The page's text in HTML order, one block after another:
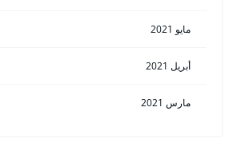
مايو 2021
أبريل 2021
مارس 2021